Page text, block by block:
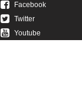
Facebook
Twitter
Youtube